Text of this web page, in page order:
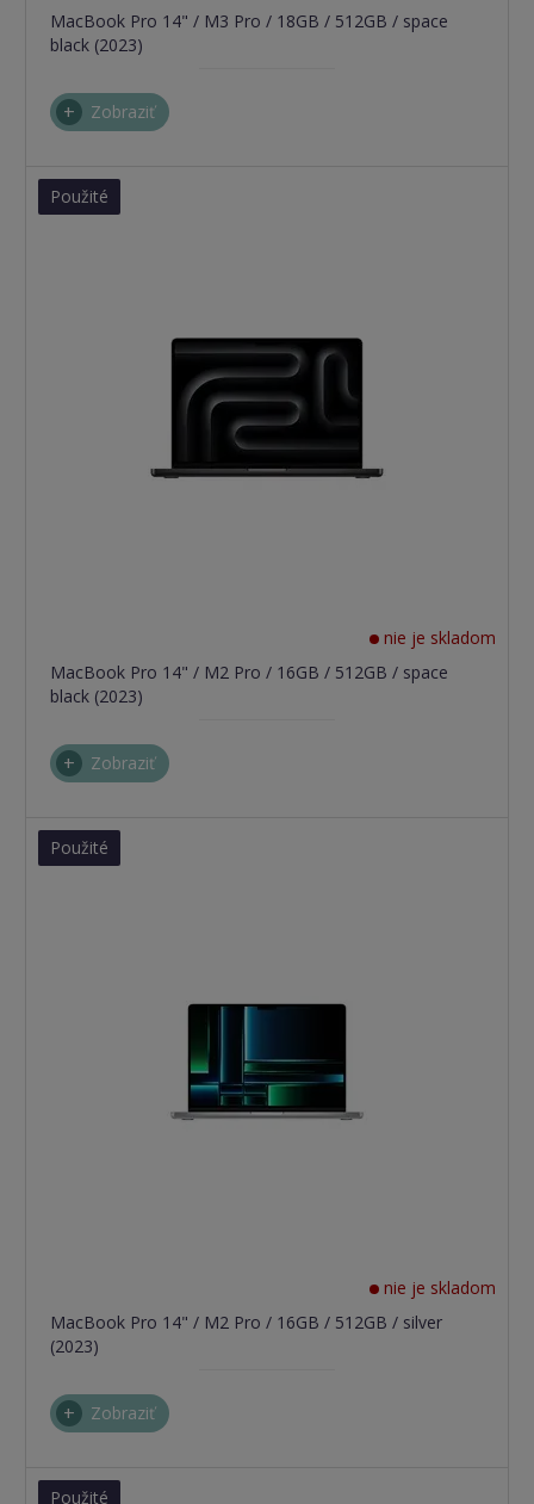
MacBook Pro 14" / M3 Pro / 18GB / 512GB / space
black (2023)
Zobraziť
Použité
nie je skladom
MacBook Pro 14" / M2 Pro / 16GB / 512GB / space
black (2023)
Zobraziť
Použité
nie je skladom
MacBook Pro 14" / M2 Pro / 16GB / 512GB / silver
(2023)
Zobraziť
Použité